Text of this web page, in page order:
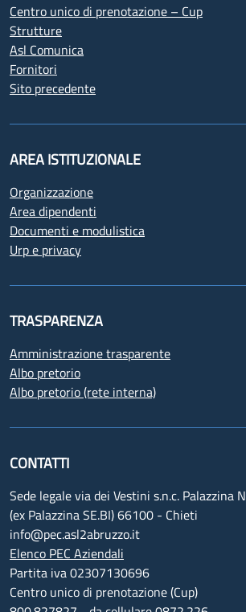
Centro unico di prenotazione – Cup
Strutture
Asl Comunica
Fornitori
Sito precedente
AREA ISTITUZIONALE
Organizzazione
Area dipendenti
Documenti e modulistica
Urp e privacy
TRASPARENZA
Amministrazione trasparente
Albo pretorio
Albo pretorio (rete interna)
CONTATTI
Sede legale via dei Vestini s.n.c. Palazzina N
(ex Palazzina SE.BI) 66100 - Chieti
info@pec.asl2abruzzo.it
Elenco PEC Aziendali
Partita iva 02307130696
Centro unico di prenotazione (Cup)